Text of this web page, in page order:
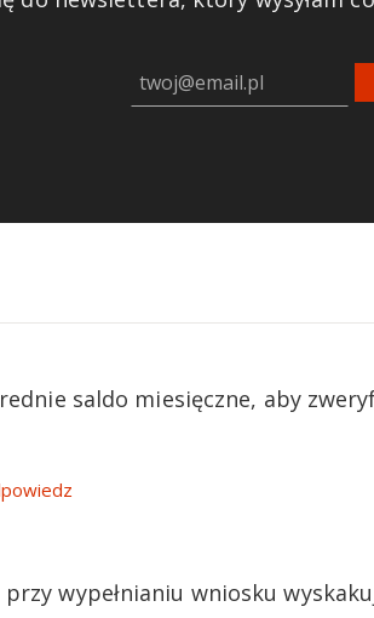
saldo miesięczne, aby
wypełnianiu wniosku